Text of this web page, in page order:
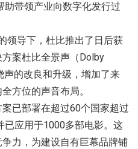
助带领产业向数字化发行过
领导下，杜比推出了日后获
案杜比全景声（Dolby
的改良和升级，增加了来
方位的声音布局。
已部署在超过60个国家超过
已应用于1000多部电影。这
力，为建设自有巨幕品牌铺